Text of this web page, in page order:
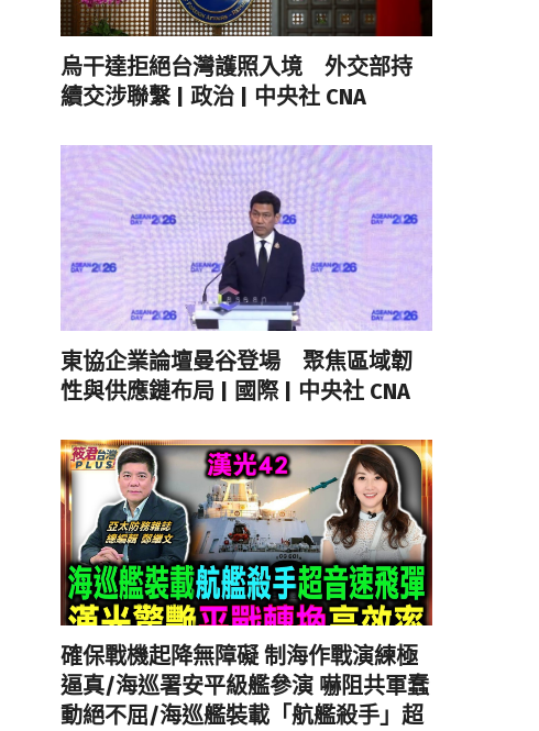
烏干達拒絕台灣護照入境 外交部持
續交涉聯繫 | 政治 | 中央社 CNA
東協企業論壇曼谷登場 聚焦區域韌
性與供應鏈布局 | 國際 | 中央社 CNA
確保戰機起降無障礙 制海作戰演練極
逼真/海巡署安平級艦參演 嚇阻共軍蠢
動絕不屈/海巡艦裝載「航艦殺手」超